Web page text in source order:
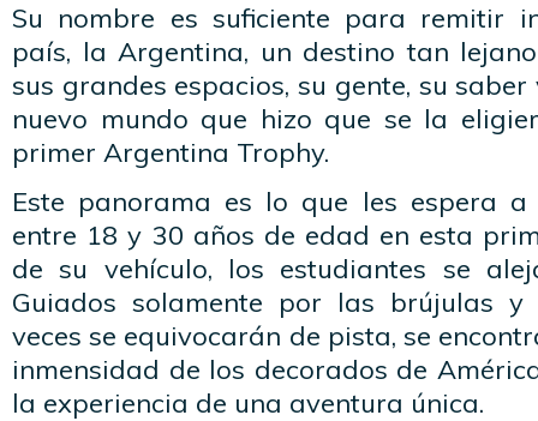
Su nombre es suficiente para remitir
país, la Argentina, un destino tan
sus grandes espacios, su gente, su
nuevo mundo que hizo que se la
primer Argentina Trophy.
Este panorama es lo que les espera
entre 18 y 30 años de edad en esta
de su vehículo, los estudiantes se
Guiados solamente por las brújulas
veces se equivocarán de pista, se
inmensidad de los decorados de
la experiencia de una aventura única.